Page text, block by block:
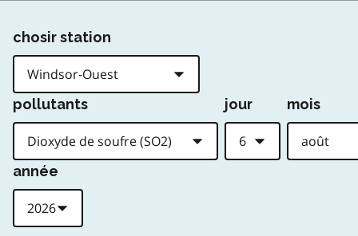
chosir station
pollutants jour mois
année